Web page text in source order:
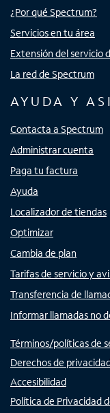
¿Por qué Spectrum?
Servicios en tu área
Extensión del servicio
La red de Spectrum
AYUDA Y
Contacta a Spectrum
Administrar cuenta
Paga tu factura
Ayuda
Localizador de tiendas
Optimizar
Cambia de plan
Tarifas de servicio y
Transferencia de
Informar llamadas no
Términos/políticas de
Derechos de
Accesibilidad
Política de Privacidad